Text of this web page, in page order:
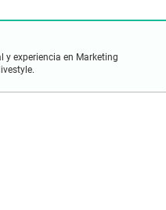
experiencia en Marketing